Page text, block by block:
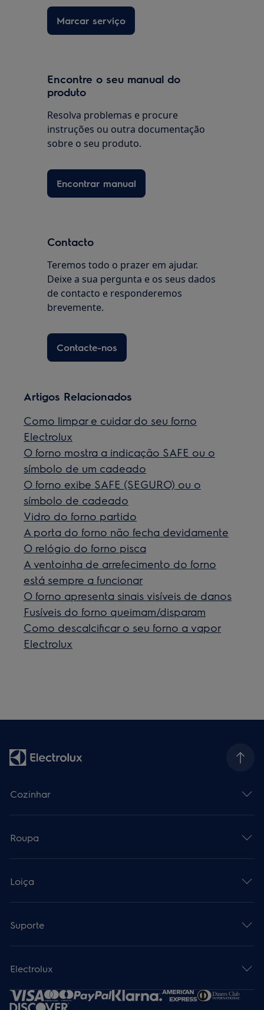
Marcar serviço
Encontre o seu manual do
produto
Resolva problemas e procure
instruções ou outra documentação
sobre o seu produto.
Encontrar manual
Contacto
Teremos todo o prazer em ajudar.
Deixe a sua pergunta e os seus dados
de contacto e responderemos
brevemente.
Contacte-nos
Artigos Relacionados
Como limpar e cuidar do seu forno
Electrolux
O forno mostra a indicação SAFE ou o
símbolo de um cadeado
O forno exibe SAFE (SEGURO) ou o
símbolo de cadeado
Vidro do forno partido
A porta do forno não fecha devidamente
O relógio do forno pisca
A ventoinha de arrefecimento do forno
está sempre a funcionar
O forno apresenta sinais visíveis de danos
Fusíveis do forno queimam/disparam
Como descalcificar o seu forno a vapor
Electrolux
Cozinhar
Roupa
Loiça
Suporte
Electrolux